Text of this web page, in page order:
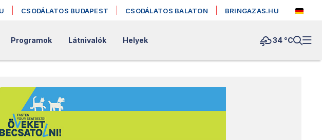
CSODÁLATOS BUDAPEST CSODÁLATOS BALATON BRINGAZAS.HU
Programok Látnivalók Helyek 34 °C